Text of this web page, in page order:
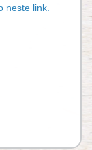
neste link